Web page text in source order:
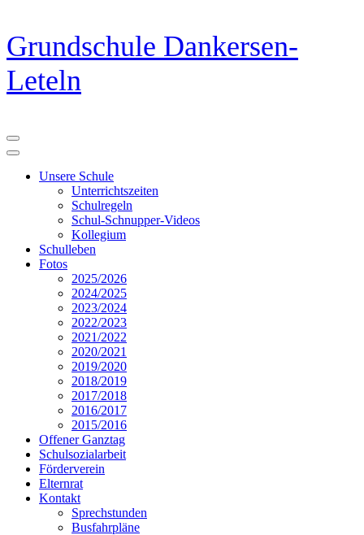
Zum
Inhalt
springen
(Eingabetaste
drücken)
Grundschule Dankersen-
Leteln
Unsere Schule
Unterrichtszeiten
Schulregeln
Schul-Schnupper-Videos
Kollegium
Schulleben
Fotos
2025/2026
2024/2025
2023/2024
2022/2023
2021/2022
2020/2021
2019/2020
2018/2019
2017/2018
2016/2017
2015/2016
Offener Ganztag
Schulsozialarbeit
Förderverein
Elternrat
Kontakt
Sprechstunden
Busfahrpläne